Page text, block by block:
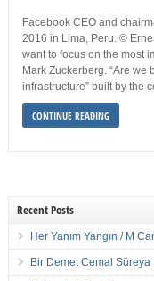
Facebook CEO and
2016 in Lima, Peru. ©
want to focus on the most
Mark Zuckerberg. “Are we
infrastructure” built by the
CONTINUE READING
Recent Posts
Her Yanım Yangın / M
Bir Demet Cemal Süreya